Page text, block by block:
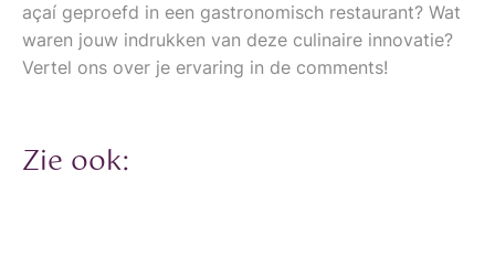
açaí geproefd in een gastronomisch restaurant? Wat
waren jouw indrukken van deze culinaire innovatie?
Vertel ons over je ervaring in de comments!
Zie ook: